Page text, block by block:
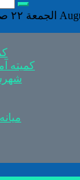
الجمعة ۲۲ صفر ۱۴۴۸
کمیته